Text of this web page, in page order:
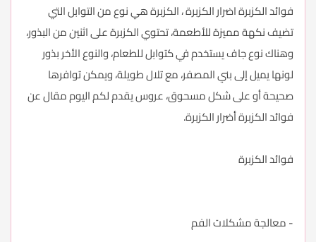
فوائد الكزبرة اضرار الكزبرة ، الكزبرة هي نوع من التوابل التي
تضيف نكهة مميزة للأطعمة، تحتوي الكزبرة على اثنين من البذور،
وهناك نوع جاف يستخدم في كتوابل للطعام، والنوع الأخر بذور
لونها يميل إلى بني المصفر، مع تلال طويلة، ويمكن توافرها
صحيحة أو على شكل مسحوق، عروس يقدم لكم اليوم مقال عن
فوائد الكزبرة أضرار الكزبرة.
فوائد الكزبرة
- معالجة مشكلات الفم